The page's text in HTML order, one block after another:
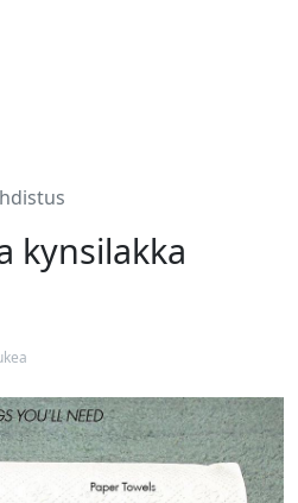
kynsilakka